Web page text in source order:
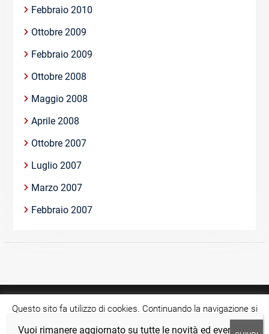
Febbraio 2010
Ottobre 2009
Febbraio 2009
Ottobre 2008
Maggio 2008
Aprile 2008
Ottobre 2007
Luglio 2007
Marzo 2007
Febbraio 2007
Questo sito fa utilizzo di cookies. Continuando la navigazione si
acconsente all'utilizzo di tale tecnologia.
Cookie settings
Vuoi rimanere aggiornato su tutte le novità ed eventi?